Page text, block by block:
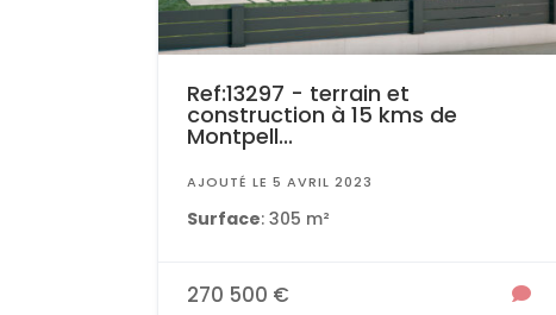
Ref:13297 - terrain et
construction à 15 kms de
Montpell...
AJOUTÉ LE 5 AVRIL 2023
Surface: 305 m²
270 500 €